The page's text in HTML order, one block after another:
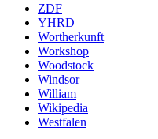
ZDF
YHRD
Wortherkunft
Workshop
Woodstock
Windsor
William
Wikipedia
Westfalen